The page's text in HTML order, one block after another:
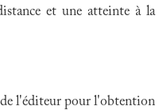
et une atteinte à la
de l'éditeur pour l'obtention